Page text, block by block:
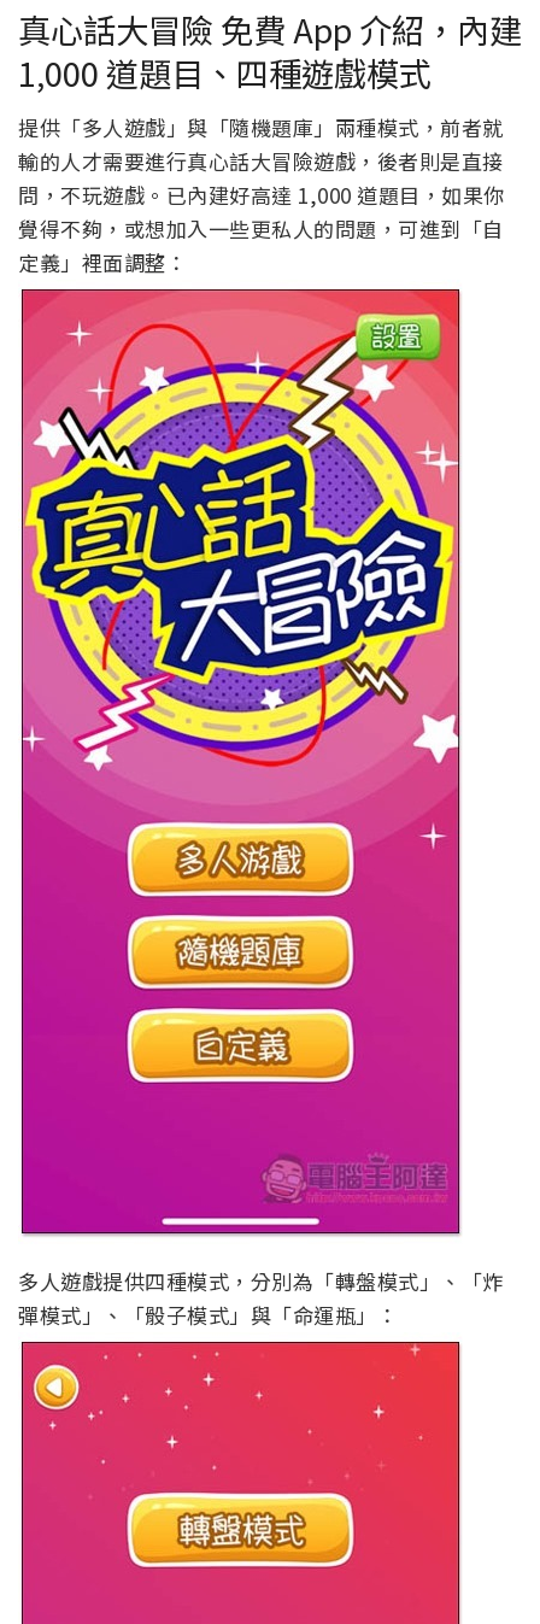
真心話大冒險 免費 App 介紹，內建
1,000 道題目、四種遊戲模式
提供「多人遊戲」與「隨機題庫」兩種模式，前者就
輸的人才需要進行真心話大冒險遊戲，後者則是直接
問，不玩遊戲。已內建好高達 1,000 道題目，如果你
覺得不夠，或想加入一些更私人的問題，可進到「自
定義」裡面調整：
多人遊戲提供四種模式，分別為「轉盤模式」、「炸
彈模式」、「骰子模式」與「命運瓶」：